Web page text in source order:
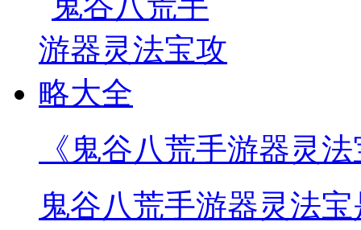
《鬼谷八荒手游器灵
鬼谷八荒手游器灵法